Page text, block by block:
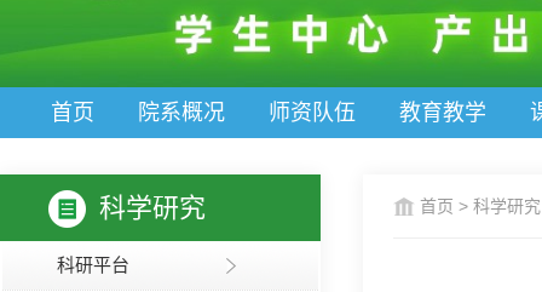
首页 院系概况 师资队伍 教育教学
科学研究
科研平台
首页 > 科学研究